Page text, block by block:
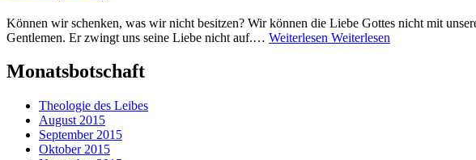
Können wir schenken, was wir nicht besitzen? Wir können die Liebe Gottes nicht mit
Gentlemen. Er zwingt uns seine Liebe nicht auf.… Weiterlesen Weiterlesen
Monatsbotschaft
Theologie des Leibes
August 2015
September 2015
Oktober 2015